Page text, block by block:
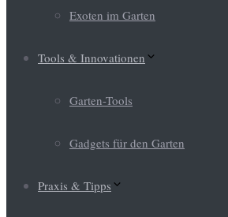
Exoten im Garten
Tools & Innovationen
Garten-Tools
Gadgets für den Garten
Praxis & Tipps